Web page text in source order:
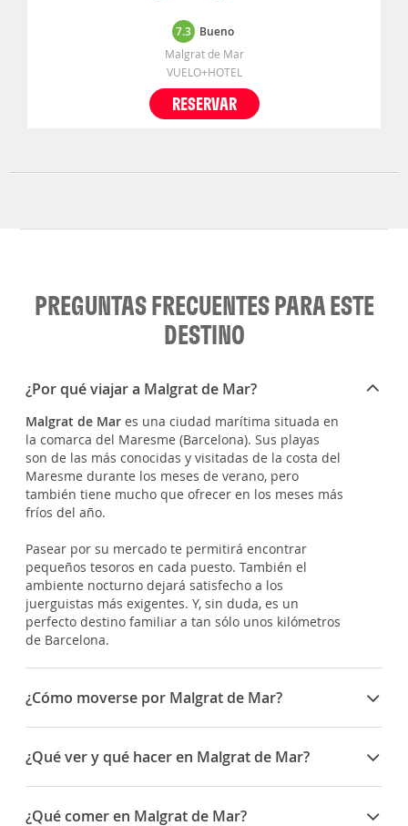
7.3 Bueno
Malgrat de Mar
VUELO+HOTEL
RESERVAR
PREGUNTAS FRECUENTES PARA ESTE
DESTINO
¿Por qué viajar a Malgrat de Mar?
Malgrat de Mar es una ciudad marítima situada en
la comarca del Maresme (Barcelona). Sus playas
son de las más conocidas y visitadas de la costa del
Maresme durante los meses de verano, pero
también tiene mucho que ofrecer en los meses más
fríos del año.
Pasear por su mercado te permitirá encontrar
pequeños tesoros en cada puesto. También el
ambiente nocturno dejará satisfecho a los
juerguistas más exigentes. Y, sin duda, es un
perfecto destino familiar a tan sólo unos kilómetros
de Barcelona.
¿Cómo moverse por Malgrat de Mar?
Malgrat dispone deestación de tren, por lo que es
muy fácil y rápido llegar desde cualquiera de las
dos capitales cercanas que tiene, tantoBarcelona
comoGirona.
Las comunicaciones con ambos aeropuertos
¿Qué ver y qué hacer en Malgrat de Mar?
Malgrat es conocida en la zona por albergar la
mayor oferta de ocio de verano de la comarca del
¿Qué comer en Malgrat de Mar?